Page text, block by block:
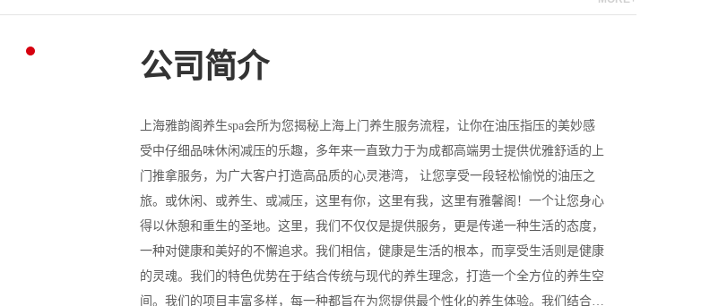
公司简介
上海雅韵阁养生spa会所为您揭秘上海上门养生服务流程，让你在油压指压的美妙感
受中仔细品味休闲减压的乐趣，多年来一直致力于为成都高端男士提供优雅舒适的上
门推拿服务，为广大客户打造高品质的心灵港湾， 让您享受一段轻松愉悦的油压之
旅。或休闲、或养生、或减压，这里有你，这里有我，这里有雅馨阁！一个让您身心
得以休憩和重生的圣地。这里，我们不仅仅是提供服务，更是传递一种生活的态度，
一种对健康和美好的不懈追求。我们相信，健康是生活的根本，而享受生活则是健康
的灵魂。我们的特色优势在于结合传统与现代的养生理念，打造一个全方位的养生空
间。我们的项目丰富多样，每一种都旨在为您提供最个性化的养生体验。我们结合了